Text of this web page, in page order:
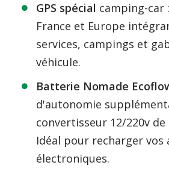
GPS spécial camping-car
France et Europe
services, campings et
véhicule.
Batterie Nomade
d'autonomie
convertisseur 12/220v de
Idéal pour recharger vos
électroniques.